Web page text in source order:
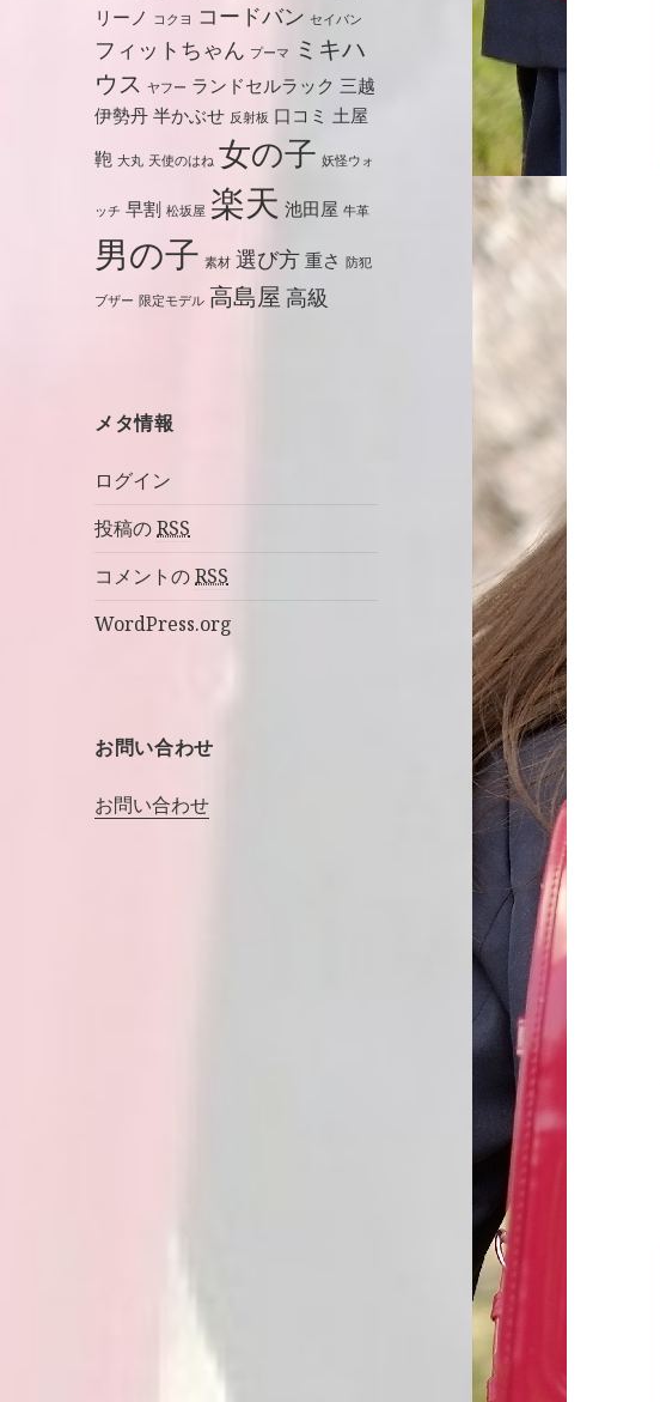
リーノ コクヨ コードバン セイバン
フィットちゃん プーマ
ミキハ
ウス ヤフー ランドセルラック 三越
伊勢丹 半かぶせ 反射板 口コミ 土屋
鞄 大丸 天使のはね 女の子 妖怪ウォ
ッチ 早割 松坂屋 楽天 池田屋 牛革
男の子 素材 選び方 重さ 防犯
ブザー 限定モデル 高島屋 高級
メタ情報
ログイン
投稿のRSS
コメントのRSS
WordPress.org
お問い合わせ
お問い合わせ